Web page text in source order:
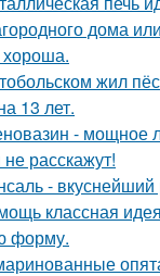
дома
жил
13 лет.
- мощное
расскажут!
- вкуснейший
классная
форму.